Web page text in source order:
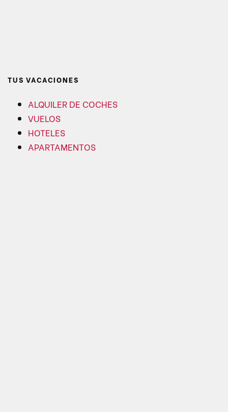
TUS VACACIONES
ALQUILER DE COCHES
VUELOS
HOTELES
APARTAMENTOS